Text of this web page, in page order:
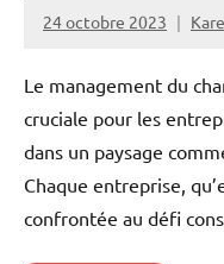
24 octobre 2023
Aucun
Le management du
cruciale pour les
dans un paysage
Chaque entreprise,
confrontée au défi